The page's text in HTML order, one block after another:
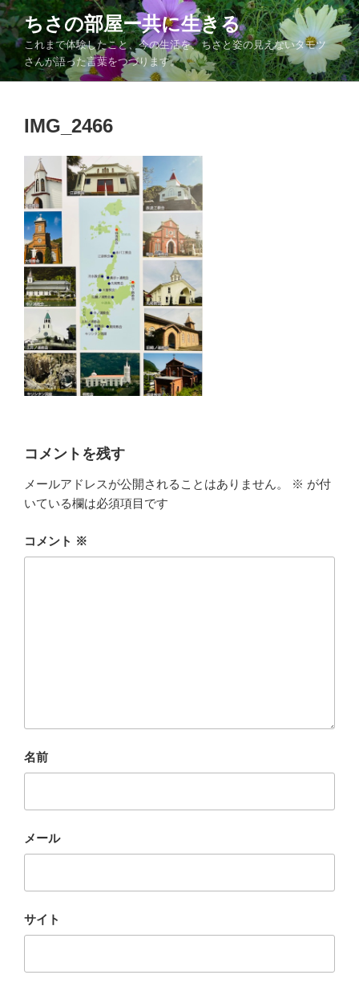
コ
ン
テ
ン
ツ
ちさの部屋ー共に生きる
これまで体験したこと、今の生活を、ちさと姿の見えないタモツ
さんが語った言葉をつづります。
IMG_2466
コメントを残す
メールアドレスが公開されることはありません。 ※ が付
いている欄は必須項目です
コメント ※
名前
メール
サイト